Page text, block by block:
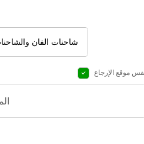
شاحنات الفان
موقع الإرجاع